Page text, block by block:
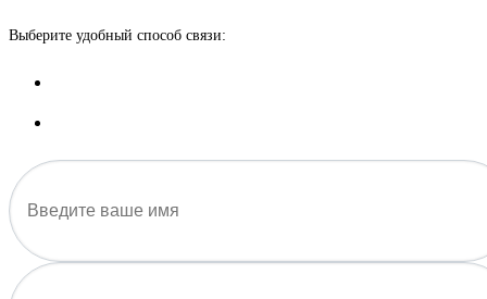
Выберите удобный способ связи: